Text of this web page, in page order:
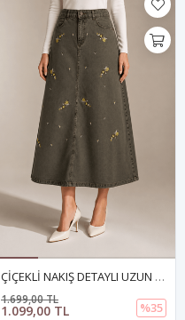
ÇİÇEKLİ NAKIŞ DETAYLI UZUN DENİM ETEK- YEŞİL
1.099,00 TL
1.699,00 TL
%35